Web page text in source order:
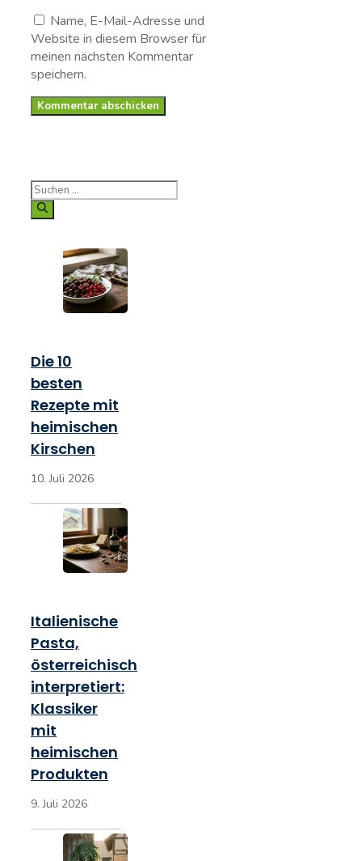
Name, E-Mail-Adresse und
Website in diesem Browser für
meinen nächsten Kommentar
speichern.
Suche
nach:
Die 10
besten
Rezepte mit
heimischen
Kirschen
10. Juli 2026
Italienische
Pasta,
österreichisch
interpretiert:
Klassiker
mit
heimischen
Produkten
9. Juli 2026